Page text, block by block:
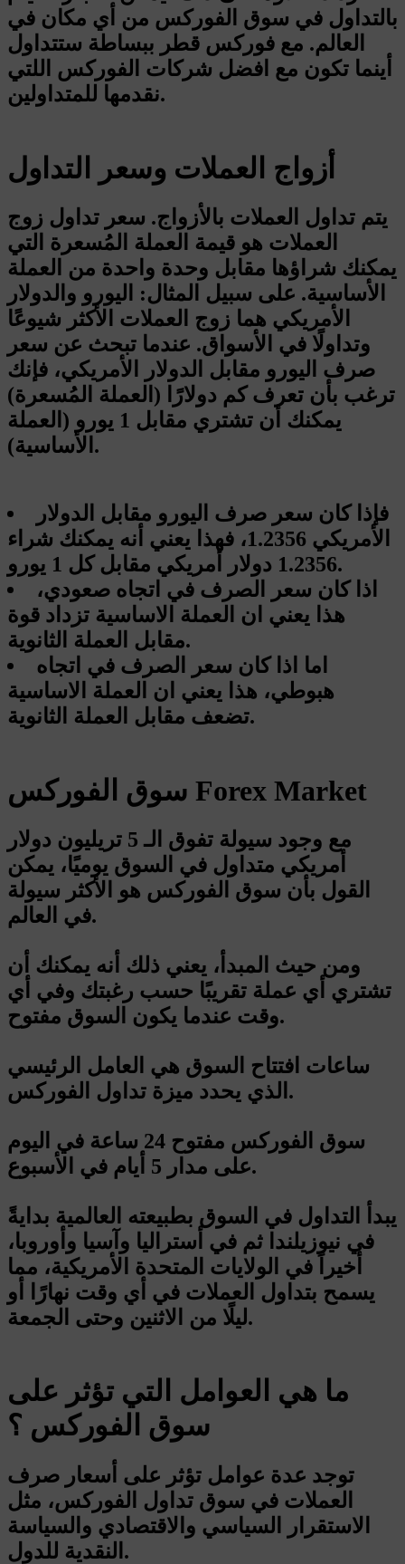
بالتداول في سوق الفوركس من أي مكان في
العالم. مع فوركس قطر ببساطة ستتداول
أينما تكون مع افضل شركات الفوركس اللتي
نقدمها للمتداولين.
أزواج العملات وسعر التداول
يتم تداول العملات بالأزواج. سعر تداول زوج
العملات هو قيمة العملة المُسعرة التي
يمكنك شراؤها مقابل وحدة واحدة من العملة
الأساسية. على سبيل المثال: اليورو والدولار
الأمريكي هما زوج العملات الأكثر شيوعًا
وتداولًا في الأسواق. عندما تبحث عن سعر
صرف اليورو مقابل الدولار الأمريكي، فإنك
ترغب بأن تعرف كم دولارًا (العملة المُسعرة)
يمكنك أن تشتري مقابل 1 يورو (العملة
الأساسية).
فإذا كان سعر صرف اليورو مقابل الدولار
الأمريكي 1.2356، فهذا يعني أنه يمكنك شراء
1.2356 دولار أمريكي مقابل كل 1 يورو.
اذا كان سعر الصرف في اتجاه صعودي،
هذا يعني ان العملة الاساسية تزداد قوة
مقابل العملة الثانوية.
اما اذا كان سعر الصرف في اتجاه
هبوطي، هذا يعني ان العملة الاساسية
تضعف مقابل العملة الثانوية.
سوق الفوركس Forex Market
مع وجود سيولة تفوق الـ 5 تريليون دولار
أمريكي متداول في السوق يوميًا، يمكن
القول بأن سوق الفوركس هو الأكثر سيولة
في العالم.
ومن حيث المبدأ، يعني ذلك أنه يمكنك أن
تشتري أي عملة تقريبًا حسب رغبتك وفي أي
وقت عندما يكون السوق مفتوح.
ساعات افتتاح السوق هي العامل الرئيسي
الذي يحدد ميزة تداول الفوركس.
سوق الفوركس مفتوح 24 ساعة في اليوم
على مدار 5 أيام في الأسبوع.
يبدأ التداول في السوق بطبيعته العالمية بدايةً
في نيوزيلندا ثم في أستراليا وآسيا وأوروبا،
أخيراً في الولايات المتحدة الأمريكية، مما
يسمح بتداول العملات في أي وقت نهارًا أو
ليلًا من الاثنين وحتى الجمعة.
ما هي العوامل التي تؤثر على
سوق الفوركس ؟
توجد عدة عوامل تؤثر على أسعار صرف
العملات في سوق تداول الفوركس، مثل
الاستقرار السياسي والاقتصادي والسياسة
النقدية للدول.